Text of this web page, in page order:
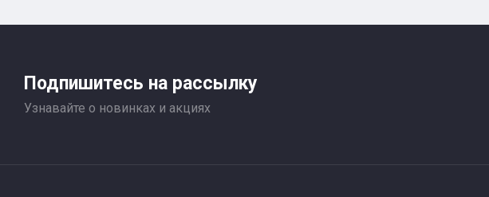
Подпишитесь на рассылку
Узнавайте о новинках и акциях